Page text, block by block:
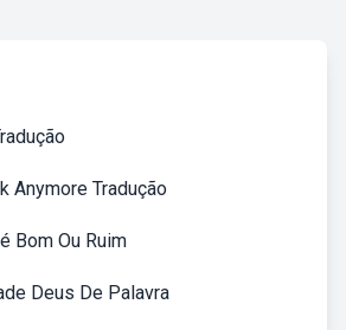
Anymore Tradução
Bom Ou Ruim
Deus De Palavra